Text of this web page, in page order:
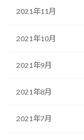
2021年11月
2021年10月
2021年9月
2021年8月
2021年7月